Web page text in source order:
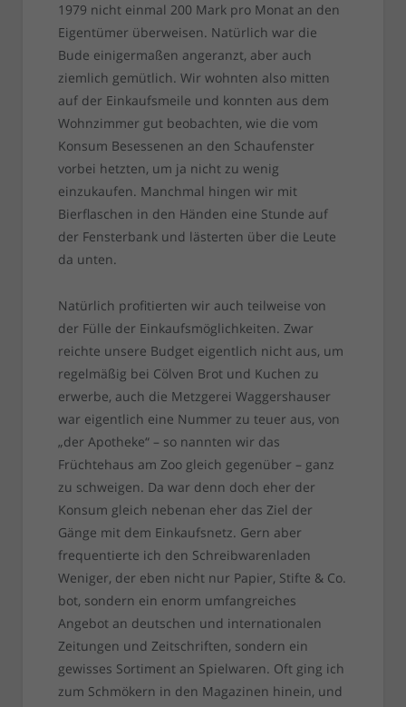
1979 nicht einmal 200 Mark pro Monat an den
Eigentümer überweisen. Natürlich war die
Bude einigermaßen angeranzt, aber auch
ziemlich gemütlich. Wir wohnten also mitten
auf der Einkaufsmeile und konnten aus dem
Wohnzimmer gut beobachten, wie die vom
Konsum Besessenen an den Schaufenster
vorbei hetzten, um ja nicht zu wenig
einzukaufen. Manchmal hingen wir mit
Bierflaschen in den Händen eine Stunde auf
der Fensterbank und lästerten über die Leute
da unten.
Natürlich profitierten wir auch teilweise von
der Fülle der Einkaufsmöglichkeiten. Zwar
reichte unsere Budget eigentlich nicht aus, um
regelmäßig bei Cölven Brot und Kuchen zu
erwerbe, auch die Metzgerei Waggershauser
war eigentlich eine Nummer zu teuer aus, von
„der Apotheke“ – so nannten wir das
Früchtehaus am Zoo gleich gegenüber – ganz
zu schweigen. Da war denn doch eher der
Konsum gleich nebenan eher das Ziel der
Gänge mit dem Einkaufsnetz. Gern aber
frequentierte ich den Schreibwarenladen
Weniger, der eben nicht nur Papier, Stifte & Co.
bot, sondern ein enorm umfangreiches
Angebot an deutschen und internationalen
Zeitungen und Zeitschriften, sondern ein
gewisses Sortiment an Spielwaren. Oft ging ich
zum Schmökern in den Magazinen hinein, und